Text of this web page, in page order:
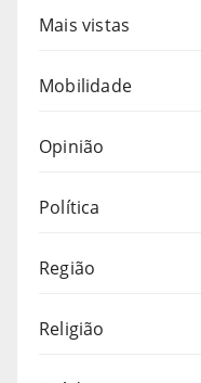
Mais vistas
Mobilidade
Opinião
Política
Região
Religião